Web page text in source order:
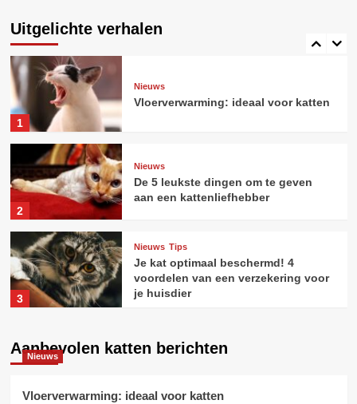
Uitgelichte verhalen
5
van jouw kat
1
Nieuws
Vloerverwarming: ideaal voor katten
2
Nieuws
De 5 leukste dingen om te geven
aan een kattenliefhebber
3
Nieuws Tips
Je kat optimaal beschermd! 4
voordelen van een verzekering voor
je huisdier
Gedrag bij katten
Maine Coon voor honden met
Aanbevolen katten berichten
Nieuws
Vloerverwarming: ideaal voor katten